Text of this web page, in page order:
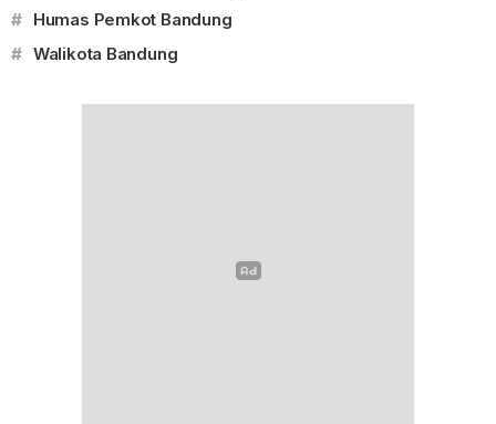
# Humas Pemkot Bandung
# Walikota Bandung